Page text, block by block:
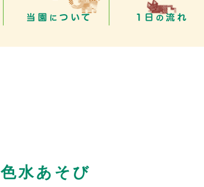
色水あそび